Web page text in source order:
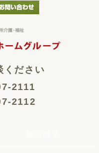
ください
2111
2112